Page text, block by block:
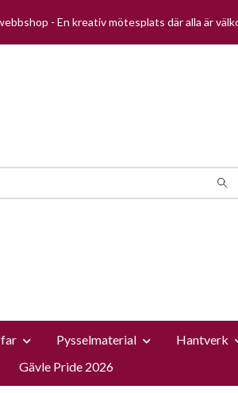
- En kreativ mötesplats där alla är
Pysselmaterial Hantverk
Gävle Pride 2026